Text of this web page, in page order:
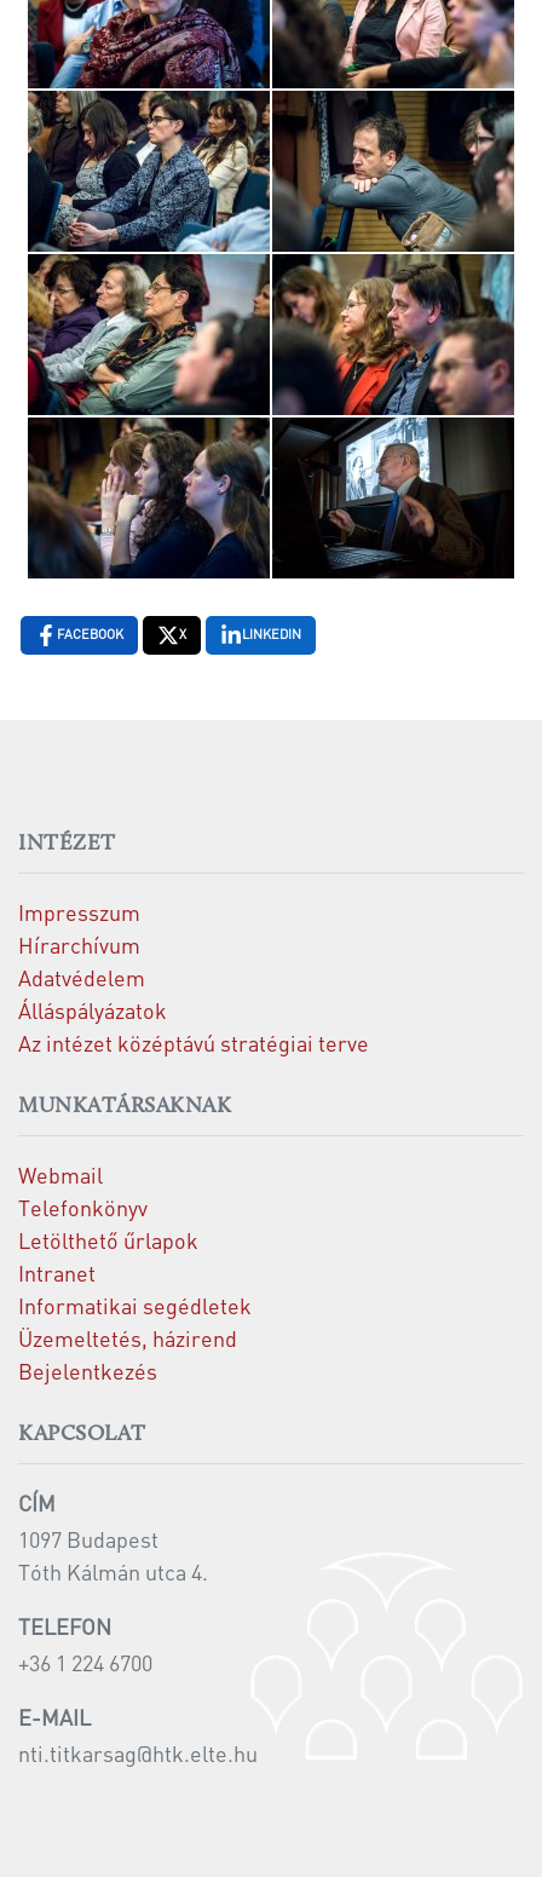
FACEBOOK X LINKEDIN
INTÉZET
Impresszum
Hírarchívum
Adatvédelem
Álláspályázatok
Az intézet középtávú stratégiai terve
MUNKATÁRSAKNAK
Webmail
Telefonkönyv
Letölthető űrlapok
Intranet
Informatikai segédletek
Üzemeltetés, házirend
Bejelentkezés
KAPCSOLAT
CÍM
1097 Budapest
Tóth Kálmán utca 4.
TELEFON
+36 1 224 6700
E-MAIL
nti.titkarsag@htk.elte.hu